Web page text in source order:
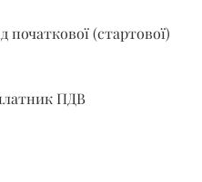
початкової (стартової)
ПДВ